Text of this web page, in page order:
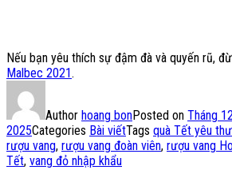
Nếu bạn yêu thích sự đậm đà và quyến rũ,
Malbec 2021.
Author hoang bonPosted on Tháng
2025Categories Bài viếtTags quà Tết yêu
rượu vang, rượu vang đoàn viên, rượu vang
Tết, vang đỏ nhập khẩu